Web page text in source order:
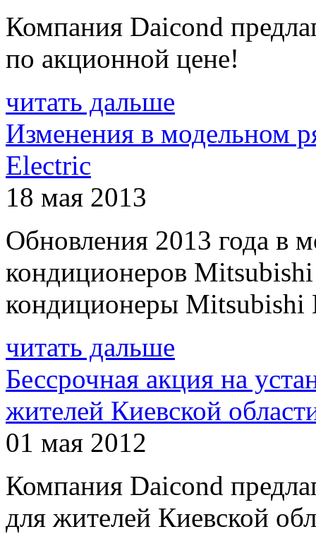
Компания Daicond
по акционной цене!
читать дальше
Изменения в модельном
Electric
18 мая 2013
Обновления 2013 года в
кондиционеров
кондиционеры Mitsubishi
читать дальше
Бессрочная акция на
жителей Киевской
01 мая 2012
Компания Daicond
для жителей Киевской